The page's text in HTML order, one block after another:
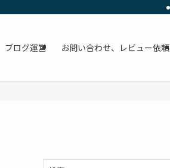
ブログ運営 お問い合わせ、レビュー依頼